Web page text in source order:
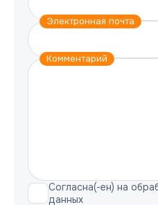
Электронная почта
Комментарий
Согласна(-ен) на
данных